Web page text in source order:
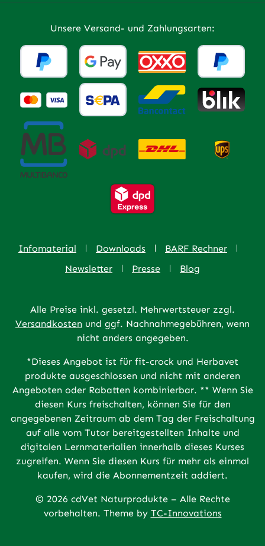
Unsere Versand- und Zahlungsarten:
Infomaterial Downloads
BARF Rechner
Newsletter
Presse Blog
Alle Preise inkl. gesetzl. Mehrwertsteuer zzgl.
Versandkosten und ggf. Nachnahmegebühren, wenn
nicht anders angegeben.
*Dieses Angebot ist für fit-crock und Herbavet
produkte ausgeschlossen und nicht mit anderen
Angeboten oder Rabatten kombinierbar. ** Wenn Sie
diesen Kurs freischalten, können Sie für den
angegebenen Zeitraum ab dem Tag der Freischaltung
auf alle vom Tutor bereitgestellten Inhalte und
digitalen Lernmaterialien innerhalb dieses Kurses
zugreifen. Wenn Sie diesen Kurs für mehr als einmal
kaufen, wird die Abonnementzeit addiert.
© 2026 cdVet Naturprodukte – Alle Rechte
vorbehalten. Theme by TC-Innovations